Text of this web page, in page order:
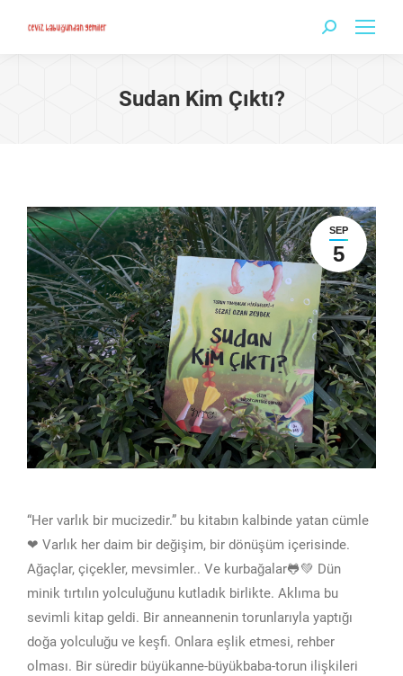
Search:
Sudan Kim Çıktı?
SEP
5
“Her varlık bir mucizedir.” bu kitabın kalbinde yatan cümle
❤ Varlık her daim bir değişim, bir dönüşüm içerisinde.
Ağaçlar, çiçekler, mevsimler.. Ve kurbağalar🐸💚 Dün
minik tırtılın yolculuğunu kutladık birlikte. Aklıma bu
sevimli kitap geldi. Bir anneannenin torunlarıyla yaptığı
doğa yolculuğu ve keşfi. Onlara eşlik etmesi, rehber
olması. Bir süredir büyükanne-büyükbaba-torun ilişkileri